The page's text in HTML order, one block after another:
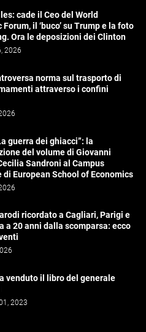
cade il Ceo del World
Forum, il ‘buco’ su Trump e la foto
Ora le deposizioni dei Clinton
2026
norma sul trasporto di
attraverso i confini
guerra dei ghiacci”: la
del volume di Giovanni
Sandroni al Campus
di European School of Economics
ricordato a Cagliari, Parigi e
a 20 anni dalla scomparsa: ecco
venduto il libro del generale
2023